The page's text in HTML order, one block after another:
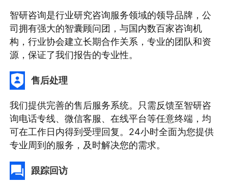
智研咨询是行业研究咨询服务领域的领导品牌，公
司拥有强大的智囊顾问团，与国内数百家咨询机
构，行业协会建立长期合作关系，专业的团队和资
源，保证了我们报告的专业性。
售后处理
我们提供完善的售后服务系统。只需反馈至智研咨
询电话专线、微信客服、在线平台等任意终端，均
可在工作日内得到受理回复。24小时全面为您提供
专业周到的服务，及时解决您的需求。
跟踪回访